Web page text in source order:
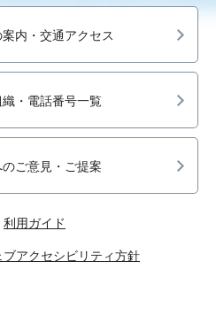
内・交通アクセス
織・電話番号一覧
のご意見・ご提案
利用ガイド
ブアクセシビリティ方針